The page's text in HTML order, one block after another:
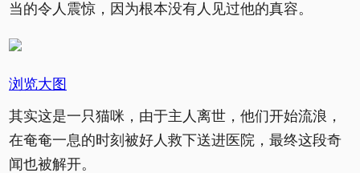
当的令人震惊，因为根本没有人见过他的真容。
浏览大图
其实这是一只猫咪，由于主人离世，他们开始流浪，
在奄奄一息的时刻被好人救下送进医院，最终这段奇
闻也被解开。